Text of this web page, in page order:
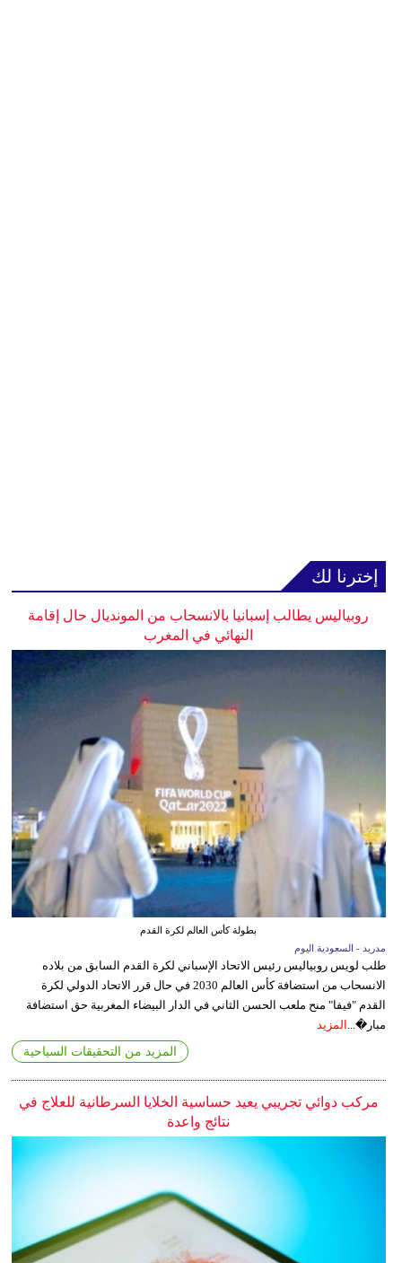
إخترنا لك
روبياليس يطالب إسبانيا بالانسحاب من المونديال حال إقامة
النهائي في المغرب
بطولة كأس العالم لكرة القدم
مدريد - السعودية اليوم
طلب لويس روبياليس رئيس الاتحاد الإسباني لكرة القدم السابق من بلاده
الانسحاب من استضافة كأس العالم 2030 في حال قرر الاتحاد الدولي لكرة
القدم "فيفا" منح ملعب الحسن الثاني في الدار البيضاء المغربية حق استضافة
مبار�...
المزيد
المزيد من التحقيقات السياحية
مركب دوائي تجريبي يعيد حساسية الخلايا السرطانية للعلاج في
نتائج واعدة